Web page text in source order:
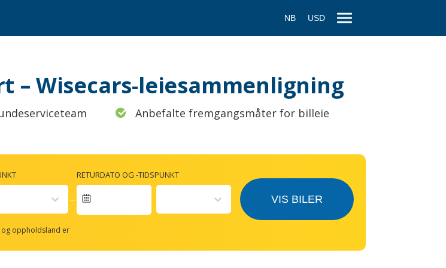
NB USD
– Wisecars-leiesammenligning
Anbefalte fremgangsmåter for billeie
RETURDATO OG -TIDSPUNKT
og oppholdsland er
VIS BILER